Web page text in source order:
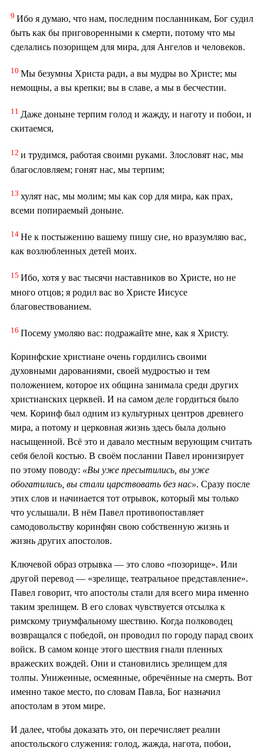
9 Ибо я думаю, что нам, последним посланникам, Бог судил
быть как бы приговоренными к смерти, потому что мы
сделались позорищем для мира, для Ангелов и человеков.
10 Мы безумны Христа ради, а вы мудры во Христе; мы
немощны, а вы крепки; вы в славе, а мы в бесчестии.
11 Даже доныне терпим голод и жажду, и наготу и побои, и
скитаемся,
12 и трудимся, работая своими руками. Злословят нас, мы
благословляем; гонят нас, мы терпим;
13 хулят нас, мы молим; мы как сор для мира, как прах,
всеми попираемый доныне.
14 Не к постыжению вашему пишу сие, но вразумляю вас,
как возлюбленных детей моих.
15 Ибо, хотя у вас тысячи наставников во Христе, но не
много отцов; я родил вас во Христе Иисусе
благовествованием.
16 Посему умоляю вас: подражайте мне, как я Христу.
Коринфские христиане очень гордились своими
духовными дарованиями, своей мудростью и тем
положением, которое их община занимала среди других
христианских церквей. И на самом деле гордиться было
чем. Коринф был одним из культурных центров древнего
мира, а потому и церковная жизнь здесь была дольно
насыщенной. Всё это и давало местным верующим считать
себя белой костью. В своём послании Павел иронизирует
по этому поводу: «Вы уже пресытились, вы уже
обогатились, вы стали царствовать без нас». Сразу после
этих слов и начинается тот отрывок, который мы только
что услышали. В нём Павел противопоставляет
самодовольству коринфян свою собственную жизнь и
жизнь других апостолов.
Ключевой образ отрывка — это слово «позорище». Или
другой перевод — «зрелище, театральное представление».
Павел говорит, что апостолы стали для всего мира именно
таким зрелищем. В его словах чувствуется отсылка к
римскому триумфальному шествию. Когда полководец
возвращался с победой, он проводил по городу парад своих
войск. В самом конце этого шествия гнали пленных
вражеских вождей. Они и становились зрелищем для
толпы. Униженные, осмеянные, обречённые на смерть. Вот
именно такое место, по словам Павла, Бог назначил
апостолам в этом мире.
И далее, чтобы доказать это, он перечисляет реалии
апостольского служения: голод, жажда, нагота, побои,